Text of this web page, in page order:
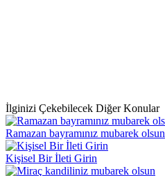
İlginizi Çekebilecek Diğer Konular
Ramazan bayramınız mubarek olsun
Kişisel Bir İleti Girin